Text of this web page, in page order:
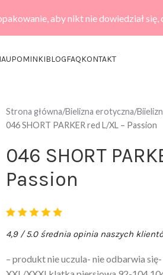
aby nikt nie dowiedział się,
UPOMINKIBLOGFAQKONTAKT
Strona główna Bielizna erotyczna
046 SHORT PARKER red L/XL – Passion
046 SHORT
Passion
4,9 / 5.0 średnia opinia naszych
– produkt nie uczula- nie odbarwia